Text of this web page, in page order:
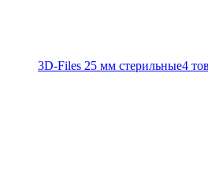
3D-Files 25 мм стерильные4